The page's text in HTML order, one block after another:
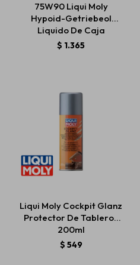
75W90 Liqui Moly
Hypoid-Getriebeol
Liquido De Caja
GL4/GL5
$ 1.365
Liqui Moly Cockpit Glanz
Protector De Tableros
200ml
$ 549